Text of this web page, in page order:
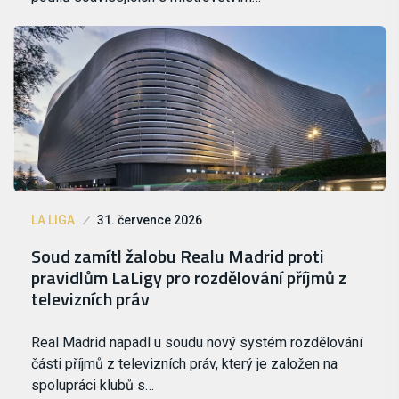
LA LIGA 31. července 2026
Soud zamítl žalobu Realu Madrid proti
pravidlům LaLigy pro rozdělování příjmů z
televizních práv
Real Madrid napadl u soudu nový systém rozdělování
části příjmů z televizních práv, který je založen na
spolupráci klubů s…